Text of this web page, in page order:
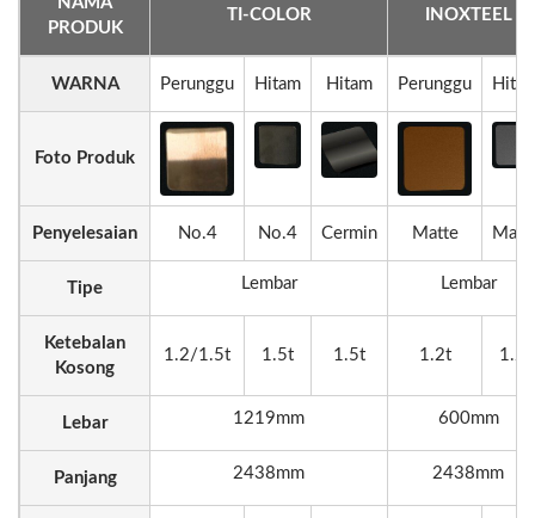
PRODUK
TI-COLOR INOXTEEL
WARNA Perunggu Hitam Hitam Perunggu
Foto Produk
Penyelesaian No.4 No.4 Cermin Matte
Tipe Lembar Lembar
Ketebalan
Kosong
1.2/1.5t 1.5t 1.5t 1.2t 1.2t
Lebar 1219mm 600mm
Panjang 2438mm 2438mm